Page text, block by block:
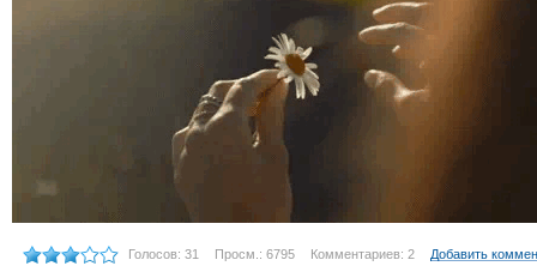
Голосов: 31 Просм.: 6795 Комментариев: 2 Добавить